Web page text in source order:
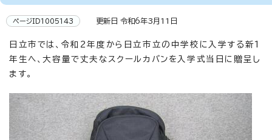
ページID1005143 更新日 令和6年3月11日
日立市では、令和2年度から日立市立の中学校に入学する新1
年生へ、大容量で丈夫なスクールカバンを入学式当日に贈呈し
ます。